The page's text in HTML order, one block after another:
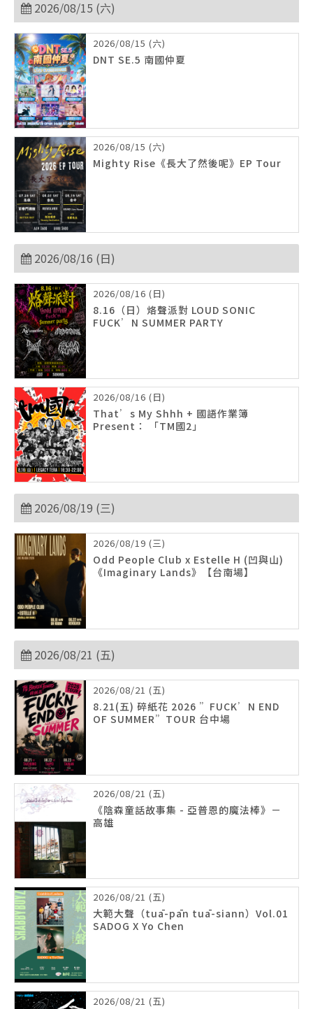
2026/08/15 (六)
2026/08/15 (六)
DNT SE.5 南國仲夏
2026/08/15 (六)
Mighty Rise《長大了然後呢》EP Tour
2026/08/16 (日)
2026/08/16 (日)
8.16（日）烙聲派對 LOUD SONIC
FUCK’N SUMMER PARTY
2026/08/16 (日)
That’s My Shhh + 國語作業簿
Present： 「TM國2」
2026/08/19 (三)
2026/08/19 (三)
Odd People Club x Estelle H (凹與山)
《Imaginary Lands》【台南場】
2026/08/21 (五)
2026/08/21 (五)
8.21(五) 碎紙花 2026 ”FUCK’N END
OF SUMMER”TOUR 台中場
2026/08/21 (五)
《陰森童話故事集 - 亞普恩的魔法棒》－
高雄
2026/08/21 (五)
大範大聲（tuā-pān tuā-siann）Vol.01
SADOG X Yo Chen
2026/08/21 (五)